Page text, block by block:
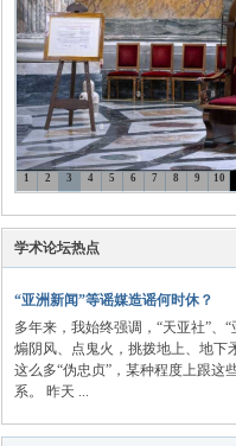
主
教
1 2 3 4 5 6 7 8 9 10
学术论坛热点
“亚洲新闻”等谣媒造谣何时休？
多年来，我始终强调，“天亚社”、
煽阴风、点鬼火，挑拨地上、地下
这么多“伪忠贞”，某种程度上跟这
系。 昨天 ...